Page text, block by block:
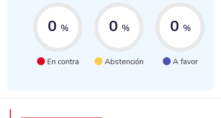
0 %
En contra
0 %
Abstención
0 %
A favor